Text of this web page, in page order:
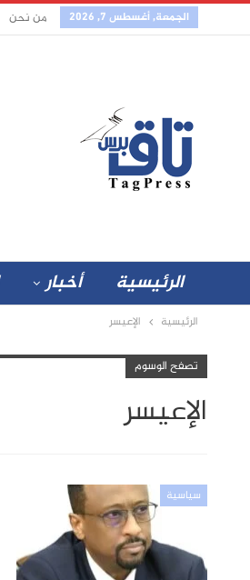
الجمعة, أغسطس 7, 2026 من نحن
الرئيسية أخبار
الرئيسية الإعيسر
تصفح الوسوم
الإعيسر
سياسية